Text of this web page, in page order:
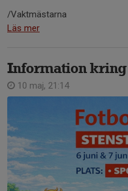
/Vaktmästarna
Läs mer
Information kring
10 maj, 21:14